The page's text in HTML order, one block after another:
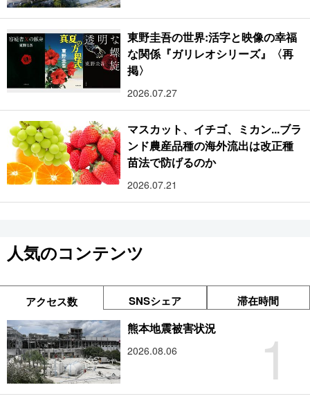
東野圭吾の世界:活字と映像の幸福
な関係『ガリレオシリーズ』〈再
掲〉
2026.07.27
マスカット、イチゴ、ミカン...ブラ
ンド農産品種の海外流出は改正種
苗法で防げるのか
2026.07.21
人気のコンテンツ
アクセス数 SNSシェア 滞在時間
1
熊本地震被害状況
2026.08.06